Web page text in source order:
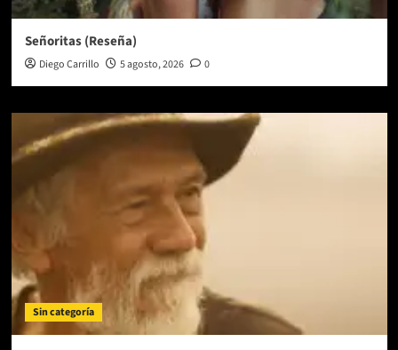
Señoritas (Reseña)
Diego Carrillo 5 agosto, 2026 0
Sin categoría